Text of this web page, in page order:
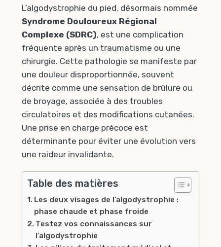
L’algodystrophie du pied, désormais nommée
Syndrome Douloureux Régional
Complexe (SDRC), est une complication
fréquente après un traumatisme ou une
chirurgie. Cette pathologie se manifeste par
une douleur disproportionnée, souvent
décrite comme une sensation de brûlure ou
de broyage, associée à des troubles
circulatoires et des modifications cutanées.
Une prise en charge précoce est
déterminante pour éviter une évolution vers
une raideur invalidante.
Table des matières
Les deux visages de l’algodystrophie :
phase chaude et phase froide
Testez vos connaissances sur
l’algodystrophie